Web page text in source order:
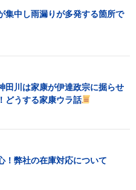
集中し雨漏りが多発する箇所で
田川は家康が伊達政宗に掘らせ
どうする家康ウラ話
！弊社の在庫対応について